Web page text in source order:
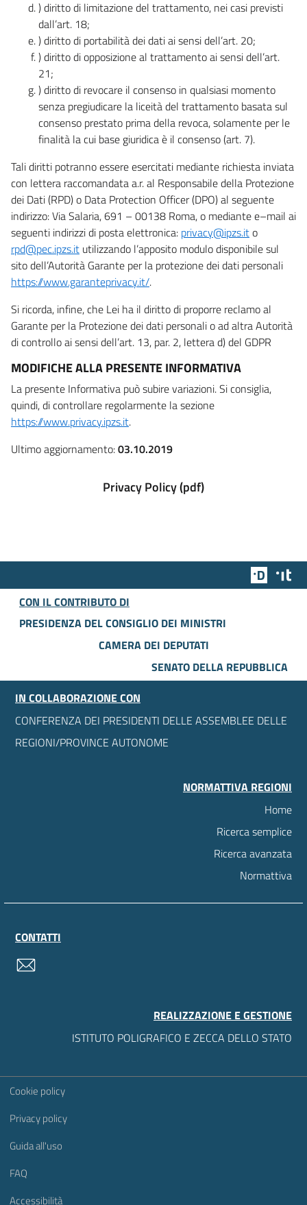
) diritto di limitazione del trattamento, nei casi previsti
dall’art. 18;
) diritto di portabilità dei dati ai sensi dell’art. 20;
) diritto di opposizione al trattamento ai sensi dell’art.
21;
) diritto di revocare il consenso in qualsiasi momento
senza pregiudicare la liceità del trattamento basata sul
consenso prestato prima della revoca, solamente per le
finalità la cui base giuridica è il consenso (art. 7).
Tali diritti potranno essere esercitati mediante richiesta inviata
con lettera raccomandata a.r. al Responsabile della Protezione
dei Dati (RPD) o Data Protection Officer (DPO) al seguente
indirizzo: Via Salaria, 691 – 00138 Roma, o mediante e–mail ai
seguenti indirizzi di posta elettronica: privacy@ipzs.ito
rpd@pec.ipzs.it utilizzando l’apposito modulo disponibile sul
sito dell’Autorità Garante per la protezione dei dati personali
https://www.garanteprivacy.it/.
Si ricorda, infine, che Lei ha il diritto di proporre reclamo al
Garante per la Protezione dei dati personali o ad altra Autorità
di controllo ai sensi dell’art. 13, par. 2, lettera d) del GDPR
MODIFICHE ALLA PRESENTE INFORMATIVA
La presente Informativa può subire variazioni. Si consiglia,
quindi, di controllare regolarmente la sezione
https://www.privacy.ipzs.it.
Ultimo aggiornamento:03.10.2019
Privacy Policy (pdf)
Team
CON IL CONTRIBUTO DI
PRESIDENZA DEL CONSIGLIO DEI MINISTRI
CAMERA DEI DEPUTATI
SENATO DELLA REPUBBLICA
IN COLLABORAZIONE CON
CONFERENZA DEI PRESIDENTI DELLE ASSEMBLEE DELLE
REGIONI/PROVINCE AUTONOME
NORMATTIVA REGIONI
Home
Ricerca semplice
Ricerca avanzata
Normattiva
CONTATTI
REALIZZAZIONE E GESTIONE
ISTITUTO POLIGRAFICO E ZECCA DELLO STATO
Sezione Link Utili
Cookie policy
Privacy policy
Guida all'uso
FAQ
Accessibilità